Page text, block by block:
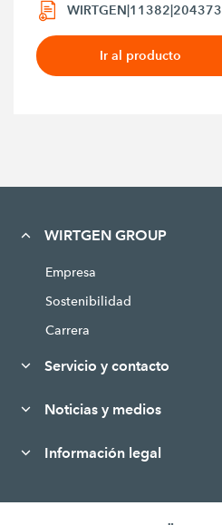
WIRTGEN|11382|204373
Ir al producto
WIRTGEN GROUP
Empresa
Sostenibilidad
Carrera
Servicio y contacto
Noticias y medios
Información legal